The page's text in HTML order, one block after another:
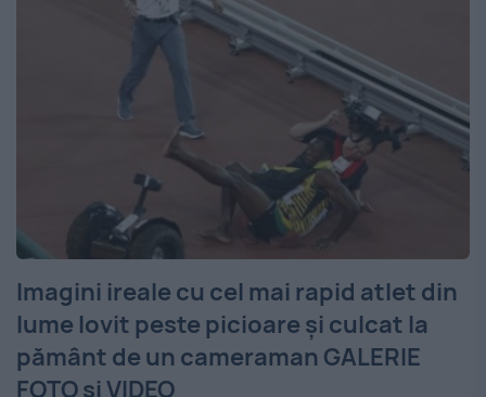
Imagini ireale cu cel mai rapid atlet din
lume lovit peste picioare şi culcat la
pământ de un cameraman GALERIE
FOTO şi VIDEO